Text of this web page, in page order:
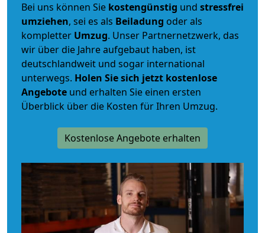
Bei uns können Sie kostengünstig und stressfrei
umziehen, sei es als Beiladung oder als
kompletter Umzug. Unser Partnernetzwerk, das
wir über die Jahre aufgebaut haben, ist
deutschlandweit und sogar international
unterwegs. Holen Sie sich jetzt kostenlose
Angebote und erhalten Sie einen ersten
Überblick über die Kosten für Ihren Umzug.
Kostenlose Angebote erhalten